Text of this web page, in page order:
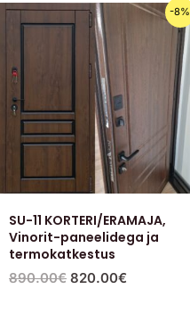
-8%
SU-11 KORTERI/ERAMAJA,
Vinorit-paneelidega ja
termokatkestus
890.00€
Первоначальная
цена
составляла
890.00€.
820.00€
Текущая
820.00€.